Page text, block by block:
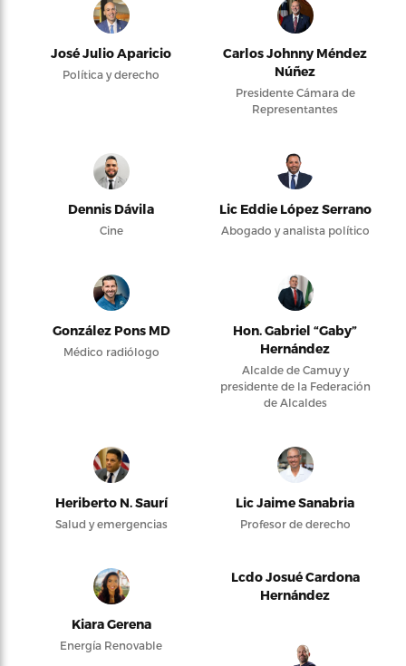
José Julio Aparicio
Política y derecho
Carlos Johnny Méndez
Núñez
Presidente Cámara de
Representantes
Dennis Dávila
Cine
Lic Eddie López Serrano
Abogado y analista político
González Pons MD
Médico radiólogo
Hon. Gabriel “Gaby”
Hernández
Alcalde de Camuy y
presidente de la Federación
de Alcaldes
Heriberto N. Saurí
Salud y emergencias
Lic Jaime Sanabria
Profesor de derecho
Kiara Gerena
Energía Renovable
Lcdo Josué Cardona
Hernández